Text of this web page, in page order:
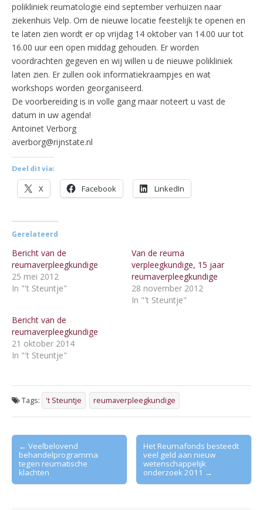
polikliniek reumatologie eind september verhuizen naar
ziekenhuis Velp. Om de nieuwe locatie feestelijk te openen en
te laten zien wordt er op vrijdag 14 oktober van 14.00 uur tot
16.00 uur een open middag gehouden. Er worden
voordrachten gegeven en wij willen u de nieuwe polikliniek
laten zien. Er zullen ook informatiekraampjes en wat
workshops worden georganiseerd.
De voorbereiding is in volle gang maar noteert u vast de
datum in uw agenda!
Antoinet Verborg
averborg@rijnstate.nl
Deel dit via:
X Facebook LinkedIn
Gerelateerd
Bericht van de
reumaverpleegkundige
25 mei 2012
In "'t Steuntje"
Van de reuma
verpleegkundige, 15 jaar
reumaverpleegkundige
28 november 2012
In "'t Steuntje"
Bericht van de
reumaverpleegkundige
21 oktober 2014
In "'t Steuntje"
Tags: 't Steuntje reumaverpleegkundige
Post
navigation
← Veelbelovend
behandelprogramma
tegen reumatische
klachten
Het Reumafonds besteedt
veel geld aan nieuw
wetenschappelijk
onderzoek 2011 →